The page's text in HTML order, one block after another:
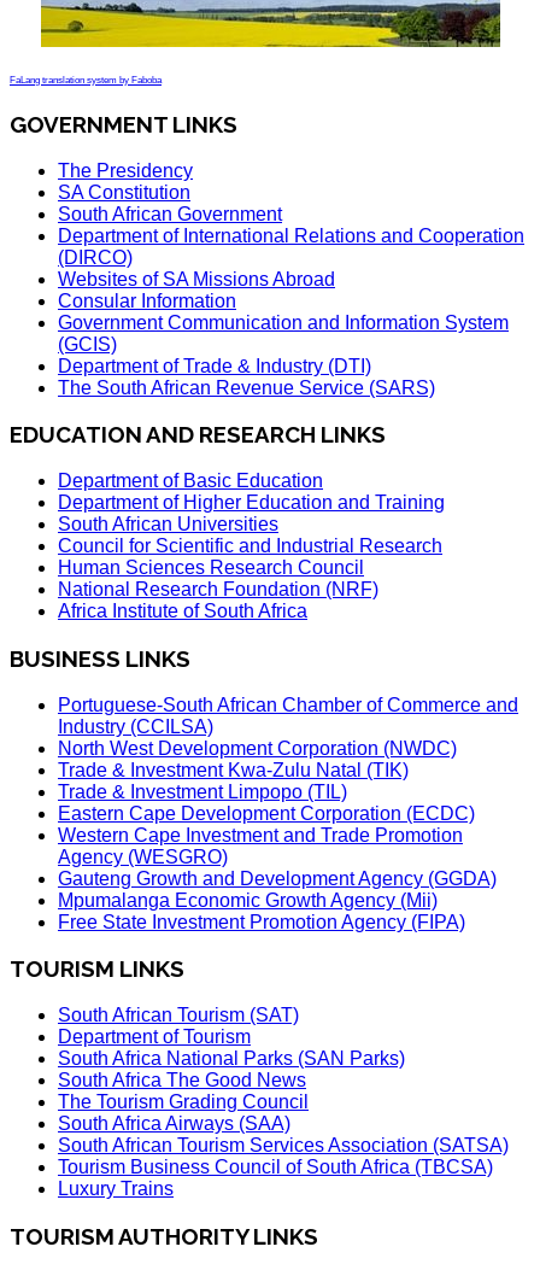
FaLang translation system by Faboba
GOVERNMENT LINKS
The Presidency
SA Constitution
South African Government
Department of International Relations and Cooperation
(DIRCO)
Websites of SA Missions Abroad
Consular Information
Government Communication and Information System
(GCIS)
Department of Trade & Industry (DTI)
The South African Revenue Service (SARS)
EDUCATION AND RESEARCH LINKS
Department of Basic Education
Department of Higher Education and Training
South African Universities
Council for Scientific and Industrial Research
Human Sciences Research Council
National Research Foundation (NRF)
Africa Institute of South Africa
BUSINESS LINKS
Portuguese-South African Chamber of Commerce and
Industry (CCILSA)
North West Development Corporation (NWDC)
Trade & Investment Kwa-Zulu Natal (TIK)
Trade & Investment Limpopo (TIL)
Eastern Cape Development Corporation (ECDC)
Western Cape Investment and Trade Promotion
Agency (WESGRO)
Gauteng Growth and Development Agency (GGDA)
Mpumalanga Economic Growth Agency (Mii)
Free State Investment Promotion Agency (FIPA)
TOURISM LINKS
South African Tourism (SAT)
Department of Tourism
South Africa National Parks (SAN Parks)
South Africa The Good News
The Tourism Grading Council
South Africa Airways (SAA)
South African Tourism Services Association (SATSA)
Tourism Business Council of South Africa (TBCSA)
Luxury Trains
TOURISM AUTHORITY LINKS